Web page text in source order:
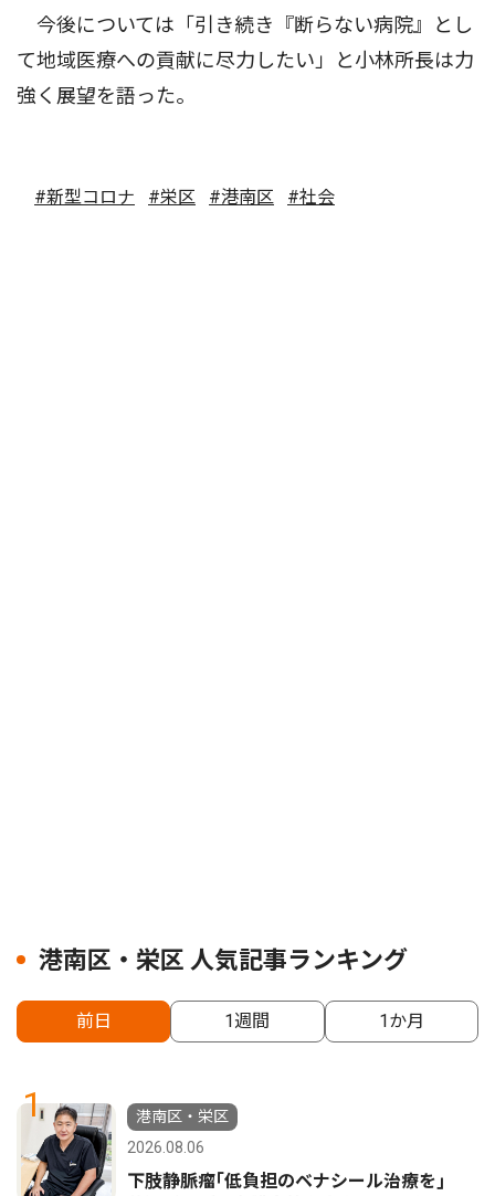
今後については「引き続き『断らない病院』とし
て地域医療への貢献に尽力したい」と小林所長は力
強く展望を語った。
#新型コロナ #栄区 #港南区 #社会
港南区・栄区 人気記事ランキング
前日 1週間 1か月
1
港南区・栄区
2026.08.06
下肢静脈瘤｢低負担のベナシール治療を｣